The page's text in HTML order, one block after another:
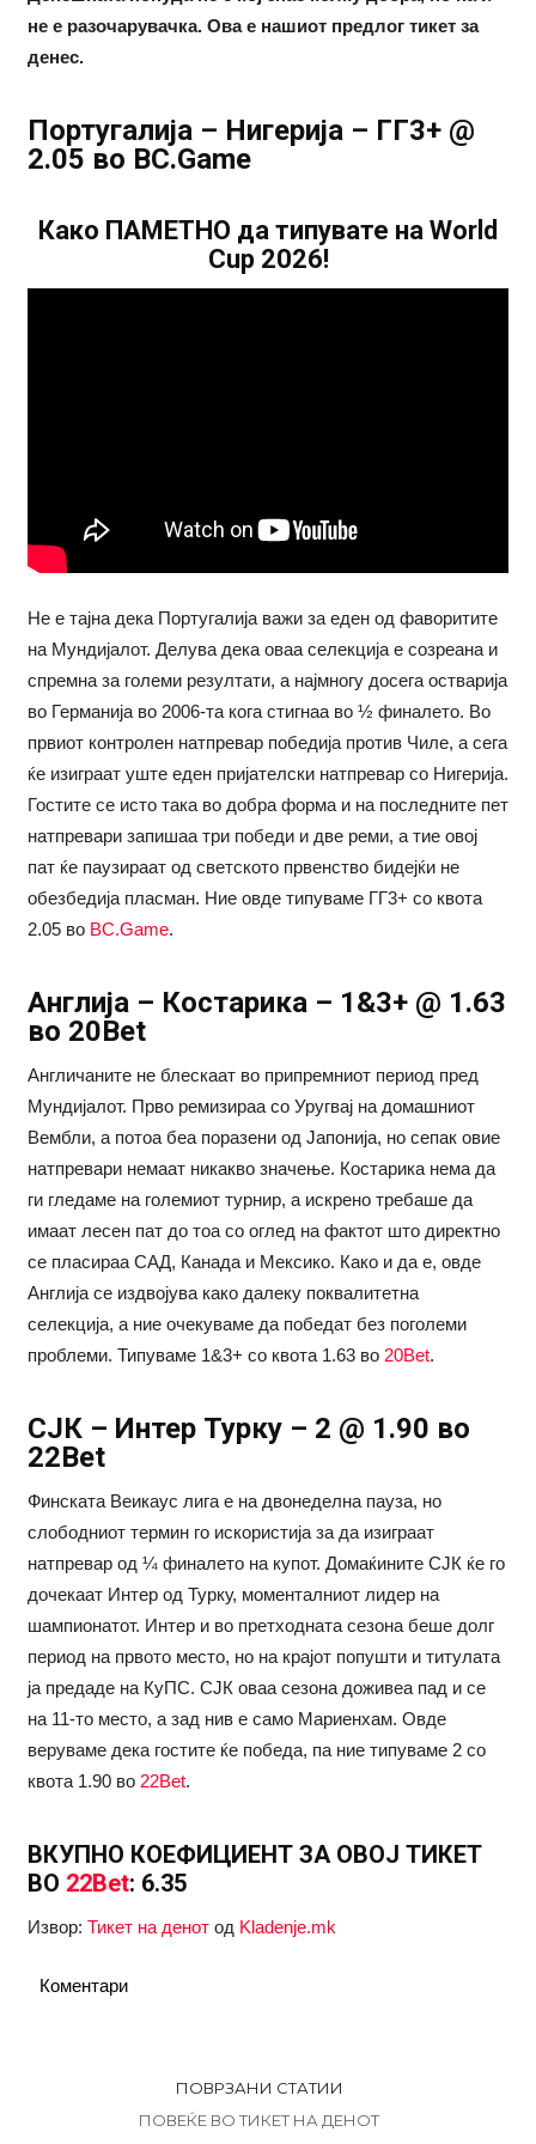
не е разочарувачка. Ова е нашиот предлог тикет за
денес.
Португалија – Нигерија – ГГ3+ @
2.05 во BC.Game
Како ПАМЕТНО да типувате на World
Cup 2026!
Не е тајна дека Португалија важи за еден од фаворитите
на Мундијалот. Делува дека оваа селекција е созреана и
спремна за големи резултати, а најмногу досега остварија
во Германија во 2006-та кога стигнаа во ½ финалето. Во
првиот контролен натпревар победија против Чиле, а сега
ќе изиграат уште еден пријателски натпревар со Нигерија.
Гостите се исто така во добра форма и на последните пет
натпревари запишаа три победи и две реми, а тие овој
пат ќе паузираат од светското првенство бидејќи не
обезбедија пласман. Ние овде типуваме ГГ3+ со квота
2.05 во BC.Game.
Англија – Костарика – 1&3+ @ 1.63
во 20Bet
Англичаните не блескаат во припремниот период пред
Мундијалот. Прво ремизираа со Уругвај на домашниот
Вембли, а потоа беа поразени од Јапонија, но сепак овие
натпревари немаат никакво значење. Костарика нема да
ги гледаме на големиот турнир, а искрено требаше да
имаат лесен пат до тоа со оглед на фактот што директно
се пласираа САД, Канада и Мексико. Како и да е, овде
Англија се издвојува како далеку поквалитетна
селекција, а ние очекуваме да победат без поголеми
проблеми. Типуваме 1&3+ со квота 1.63 во 20Bet.
СЈК – Интер Турку – 2 @ 1.90 во
22Bet
Финската Веикаус лига е на двонеделна пауза, но
слободниот термин го искористија за да изиграат
натпревар од ¼ финалето на купот. Домаќините СЈК ќе го
дочекаат Интер од Турку, моменталниот лидер на
шампионатот. Интер и во претходната сезона беше долг
период на првото место, но на крајот попушти и титулата
ја предаде на КуПС. СЈК оваа сезона доживеа пад и се
на 11-то место, а зад нив е само Мариенхам. Овде
веруваме дека гостите ќе победа, па ние типуваме 2 со
квота 1.90 во 22Bet.
ВКУПНО КОЕФИЦИЕНТ ЗА ОВОЈ ТИКЕТ
ВО 22Bet: 6.35
Извор: Тикет на денотод Kladenje.mk
Коментари
ПОВРЗАНИ СТАТИИ
ПОВЕЌЕ ВО ТИКЕТ НА ДЕНОТ